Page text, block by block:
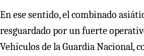
En ese sentido, el combinado
resguardado por un fuerte
Vehículos de la Guardia Nacional,